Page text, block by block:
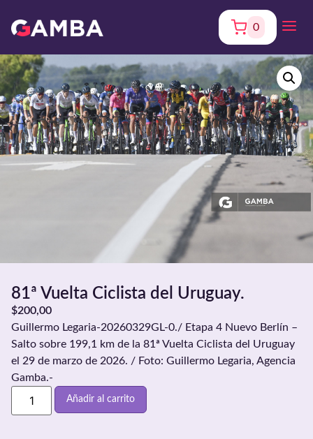
0
81ª Vuelta Ciclista del Uruguay.
$200,00
Guillermo Legaria-20260329GL-0./ Etapa 4 Nuevo Berlín –
Salto sobre 199,1 km de la 81ª Vuelta Ciclista del Uruguay
el 29 de marzo de 2026. / Foto: Guillermo Legaria, Agencia
Gamba.-
Añadir al carrito